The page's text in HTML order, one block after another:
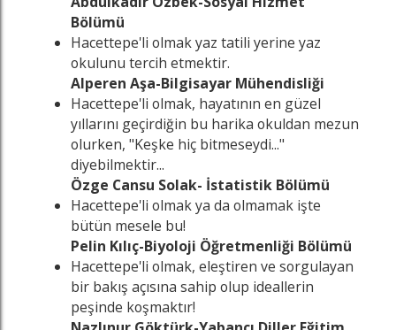
Bölümü
Hacettepe'li olmak yaz tatili yerine yaz
okulunu tercih etmektir.
Alperen Aşa-Bilgisayar Mühendisliği
Hacettepe'li olmak, hayatının en güzel
yıllarını geçirdiğin bu harika okuldan mezun
olurken, "Keşke hiç bitmeseydi..."
diyebilmektir...
Özge Cansu Solak- İstatistik Bölümü
Hacettepe'li olmak ya da olmamak işte
bütün mesele bu!
Pelin Kılıç-Biyoloji Öğretmenliği Bölümü
Hacettepe'li olmak, eleştiren ve sorgulayan
bir bakış açısına sahip olup ideallerin
peşinde koşmaktır!